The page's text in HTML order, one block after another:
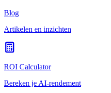
Blog
Artikelen en inzichten
ROI Calculator
Bereken je AI-rendement